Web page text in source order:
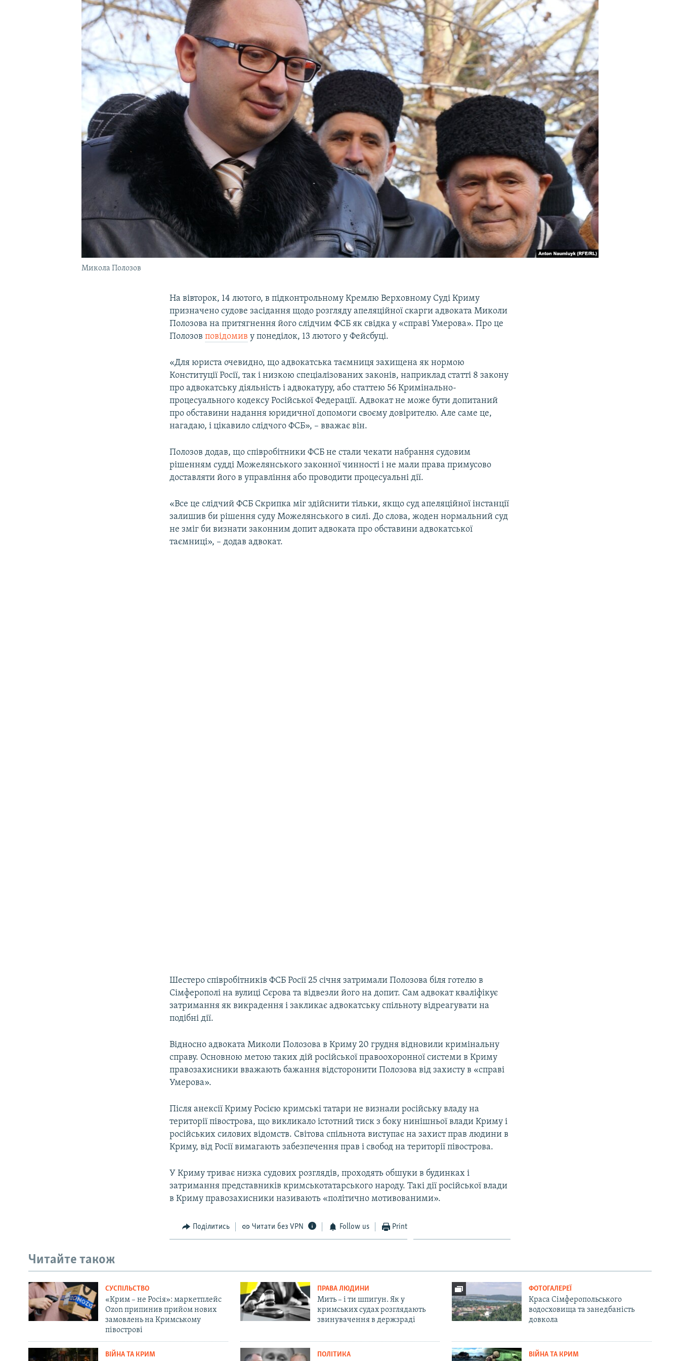
УКРАЇНСЬКА ПРОБЛЕМА КРИМУ
Микола Полозов
На вівторок, 14 лютого, в підконтрольному Кремлю Верховному Суді Криму
призначено судове засідання щодо розгляду апеляційної скарги адвоката Миколи
Полозова на притягнення його слідчим ФСБ як свідка у «справі Умерова». Про це
Полозовповідомив у понеділок, 13 лютого у Фейсбуці.
«Для юриста очевидно, що адвокатська таємниця захищена як нормою
Конституції Росії, так і низкою спеціалізованих законів, наприклад статті 8 закону
про адвокатську діяльність і адвокатуру, або статтею 56 Кримінально-
процесуального кодексу Російської Федерації. Адвокат не може бути допитаний
про обставини надання юридичної допомоги своєму довірителю. Але саме це,
нагадаю, і цікавило слідчого ФСБ», – вважає він.
Полозов додав, що співробітники ФСБ не стали чекати набрання судовим
рішенням судді Можелянського законної чинності і не мали права примусово
доставляти його в управління або проводити процесуальні дії.
«Все це слідчий ФСБ Скрипка міг здійснити тільки, якщо суд апеляційної інстанції
залишив би рішення суду Можелянського в силі. До слова, жоден нормальний суд
не зміг би визнати законним допит адвоката про обставини адвокатської
таємниці», – додав адвокат.
Шестеро співробітників ФСБ Росії 25 січня затримали Полозова біля готелю в
Сімферополі на вулиці Сєрова та відвезли його на допит. Сам адвокат кваліфікує
затримання як викрадення і закликає адвокатську спільноту відреагувати на
подібні дії.
Відносно адвоката Миколи Полозова в Криму 20 грудня відновили кримінальну
справу. Основною метою таких дій російської правоохоронної системи в Криму
правозахисники вважають бажання відсторонити Полозова від захисту в «справі
Умерова».
Після анексії Криму Росією кримські татари не визнали російську владу на
території півострова, що викликало істотний тиск з боку нинішньої влади Криму і
російських силових відомств. Світова спільнота виступає на захист прав людини в
Криму, від Росії вимагають забезпечення прав і свобод на території півострова.
У Криму триває низка судових розглядів, проходять обшуки в будинках і
затримання представників кримськотатарського народу. Такі дії російської влади
в Криму правозахисники називають «політично мотивованими».
Поділитись Читати без VPN Follow us Print
Читайте також
СУСПІЛЬСТВО
«Крим – не Росія»: маркетплейс
Ozon припинив прийом нових
замовлень на Кримському
півострові
ПРАВА ЛЮДИНИ
Мить – і ти шпигун. Як у
кримських судах розглядають
звинувачення в держзраді
ФОТОГАЛЕРЕЇ
Краса Сімферопольського
водосховища та занедбаність
довкола
ВІЙНА ТА КРИМ ПОЛІТИКА ВІЙНА ТА КРИМ